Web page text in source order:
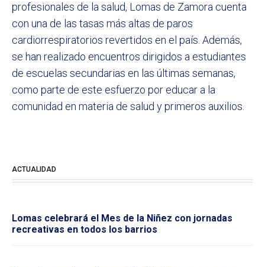
profesionales de la salud, Lomas de Zamora cuenta
con una de las tasas más altas de paros
cardiorrespiratorios revertidos en el país. Además,
se han realizado encuentros dirigidos a estudiantes
de escuelas secundarias en las últimas semanas,
como parte de este esfuerzo por educar a la
comunidad en materia de salud y primeros auxilios.
ACTUALIDAD
Lomas celebrará el Mes de la Niñez con jornadas
recreativas en todos los barrios